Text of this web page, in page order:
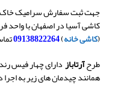
جهت ثبت سفارش سرامیک
کاشی آسیا در اصفهان با
(کاشی خانه)
09138822264
طرحآرتابازدارای چهار فیس
همانند چیدمان های زیر به